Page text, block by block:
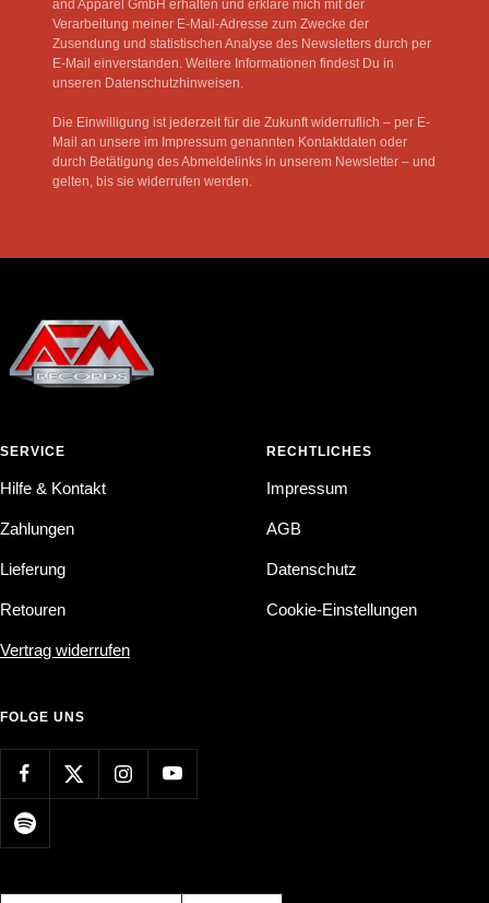
and Apparel GmbH erhalten und erkläre mich mit der
Verarbeitung meiner E-Mail-Adresse zum Zwecke der
Zusendung und statistischen Analyse des Newsletters durch per
E-Mail einverstanden. Weitere Informationen findest Du in
unseren Datenschutzhinweisen.
Die Einwilligung ist jederzeit für die Zukunft widerruflich – per E-
Mail an unsere im Impressum genannten Kontaktdaten oder
durch Betätigung des Abmeldelinks in unserem Newsletter – und
gelten, bis sie widerrufen werden.
SERVICE
Hilfe & Kontakt
Zahlungen
Lieferung
Retouren
Vertrag widerrufen
RECHTLICHES
Impressum
AGB
Datenschutz
Cookie-Einstellungen
FOLGE UNS